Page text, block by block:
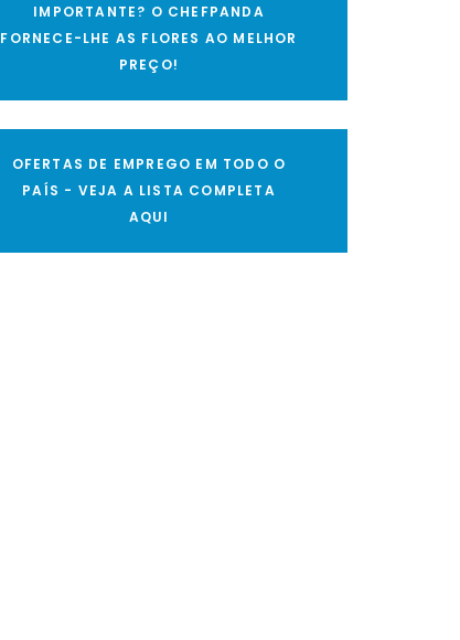
IMPORTANTE? O CHEFPANDA
FORNECE-LHE AS FLORES AO MELHOR
PREÇO!
OFERTAS DE EMPREGO EM TODO O
PAÍS - VEJA A LISTA COMPLETA
AQUI